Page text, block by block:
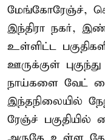
மேங்கோரேஞ்ச்,
இந்திரா நகர்,
உள்ளிட்ட
ஊருக்குள்
நாய்களை வேட்
இந்தநிலையில்
ரேஞ்ச் பகுதியில்